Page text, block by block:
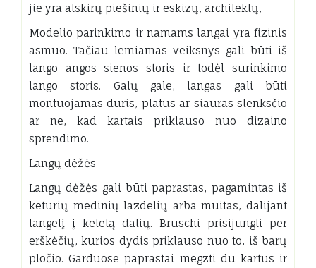
jie yra atskirų piešinių ir eskizų, architektų,
Modelio parinkimo ir namams langai yra fizinis
asmuo. Tačiau lemiamas veiksnys gali būti iš
lango angos sienos storis ir todėl surinkimo
lango storis. Galų gale, langas gali būti
montuojamas duris, platus ar siauras slenksčio
ar ne, kad kartais priklauso nuo dizaino
sprendimo.
Langų dėžės
Langų dėžės gali būti paprastas, pagamintas iš
keturių medinių lazdelių arba muitas, dalijant
langelį į keletą dalių. Bruschi prisijungti per
erškėčių, kurios dydis priklauso nuo to, iš barų
pločio. Garduose paprastai megzti du kartus ir